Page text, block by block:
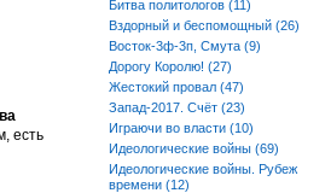
есть
Битва политологов (11)
Вздорный и беспомощный (26)
Восток-3ф-3п, Смута (9)
Дорогу Королю! (27)
Жестокий провал (47)
Запад-2017. Счёт (23)
Играючи во власти (10)
Идеологические войны (69)
Идеологические войны. Рубеж
времени (12)